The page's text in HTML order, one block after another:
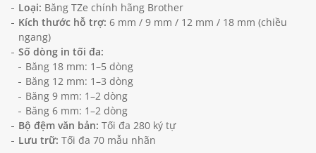
Loại: Băng TZe chính hãng Brother
Kích thước hỗ trợ: 6 mm / 9 mm / 12 mm / 18 mm (chiều
ngang)
Số dòng in tối đa:
Băng 18 mm: 1–5 dòng
Băng 12 mm: 1–3 dòng
Băng 9 mm: 1–2 dòng
Băng 6 mm: 1–2 dòng
Bộ đệm văn bản: Tối đa 280 ký tự
Lưu trữ: Tối đa 70 mẫu nhãn